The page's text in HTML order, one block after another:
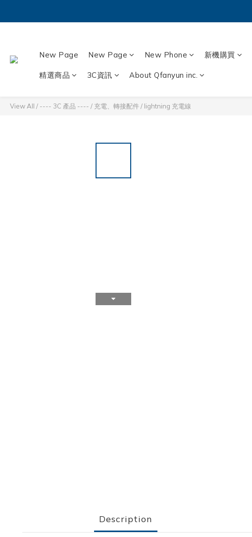
New Page New Page New Phone 新機購買
精選商品 3C資訊 About Qfanyun inc.
View All / ---- 3C 產品 ---- / 充電、轉接配件/ lightning 充電線
Description